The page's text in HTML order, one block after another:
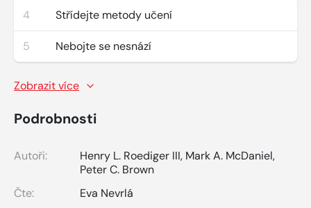
4 Střídejte metody učení
5 Nebojte se nesnází
Zobrazit více
Podrobnosti
Autoři: Henry L. Roediger III, Mark A. McDaniel,
Peter C. Brown
Čte:
Eva Nevrlá